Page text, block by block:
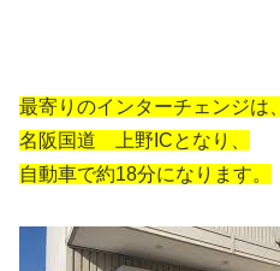
最寄りのインターチェンジは、
名阪国道 上野ICとなり、
自動車で約18分になります。